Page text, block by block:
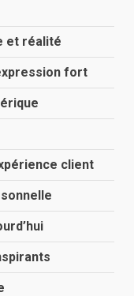
et réalité
fort
client